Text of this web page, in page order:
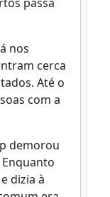
nos
cerca
Até o
com a
demorou
dizia à